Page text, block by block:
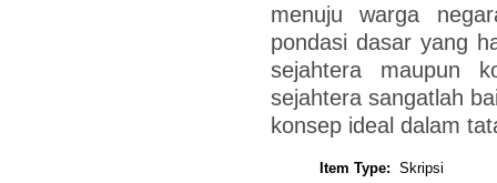
menuju warga
pondasi dasar yang
sejahtera maupun
sejahtera sangatlah
konsep ideal dalam
Item Type: Skripsi